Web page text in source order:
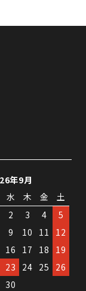
年9月
水 木 金
土
2 3 4
5
9 10 11
12
16 17 18
19
23 24 25
26
30